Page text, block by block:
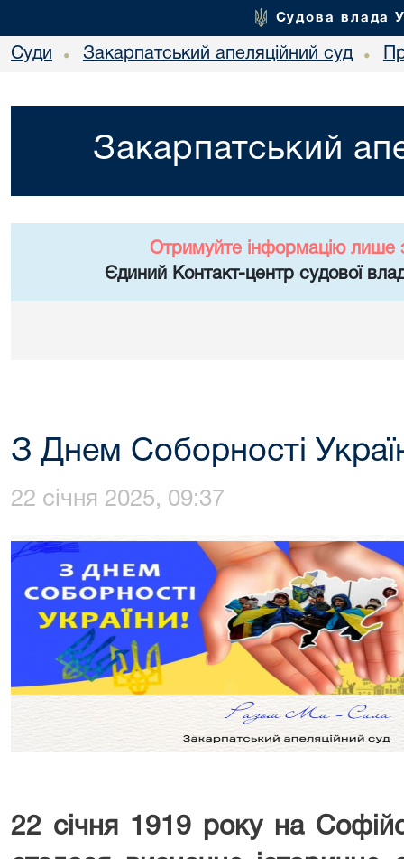
Судова влада
Суди • Закарпатський апеляційний суд •
Закарпатський
Отримуйте інформацію лише
Єдиний Контакт-центр судової
З Днем Соборності
22 січня 2025, 09:37
22 січня 1919 року на